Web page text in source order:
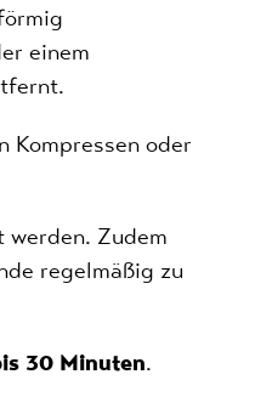
einem
Kompressen oder
werden. Zudem
regelmäßig zu
30 Minuten.